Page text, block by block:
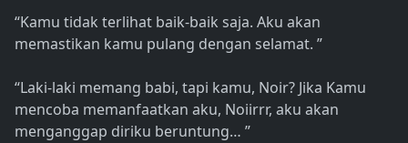
“Kamu tidak terlihat baik-baik saja. Aku akan
memastikan kamu pulang dengan selamat. ”
“Laki-laki memang babi, tapi kamu, Noir? Jika Kamu
mencoba memanfaatkan aku, Noiirrr, aku akan
menganggap diriku beruntung… ”